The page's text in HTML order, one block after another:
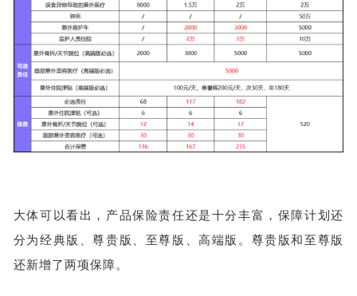
大体可以看出，产品保险责任还是十分丰富，保障计划还
分为经典版、尊贵版、至尊版、高端版。尊贵版和至尊版
还新增了两项保障。